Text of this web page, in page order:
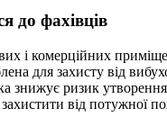
до фахівців
і комерційних
для захисту від
знижує ризик
від потужної